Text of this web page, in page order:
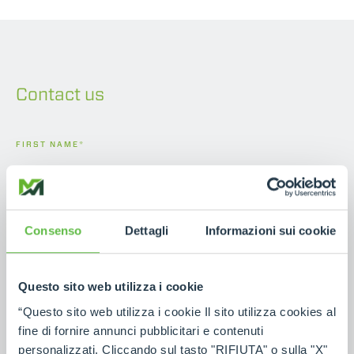
Consenso Dettagli Informazioni sui cookie
Questo sito web utilizza i cookie
“Questo sito web utilizza i cookie Il sito utilizza cookies al
fine di fornire annunci pubblicitari e contenuti
personalizzati. Cliccando sul tasto "RIFIUTA" o sulla "X"
Contact us
FIRST NAME*
LAST NAME
E-MAIL *